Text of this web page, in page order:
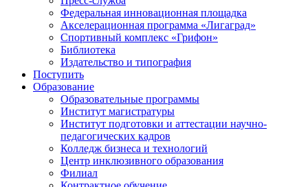
Федеральная инновационная площадка
Акселерационная программа «Лигаград»­­
Спортивный комплекс «Грифон»
Библиотека
Издательство и типография
Поступить
Образование
Образовательные программы
Институт магистратуры
Институт подготовки и аттестации научно-
педагогических кадров
Колледж бизнеса и технологий
Центр инклюзивного образования
Филиал